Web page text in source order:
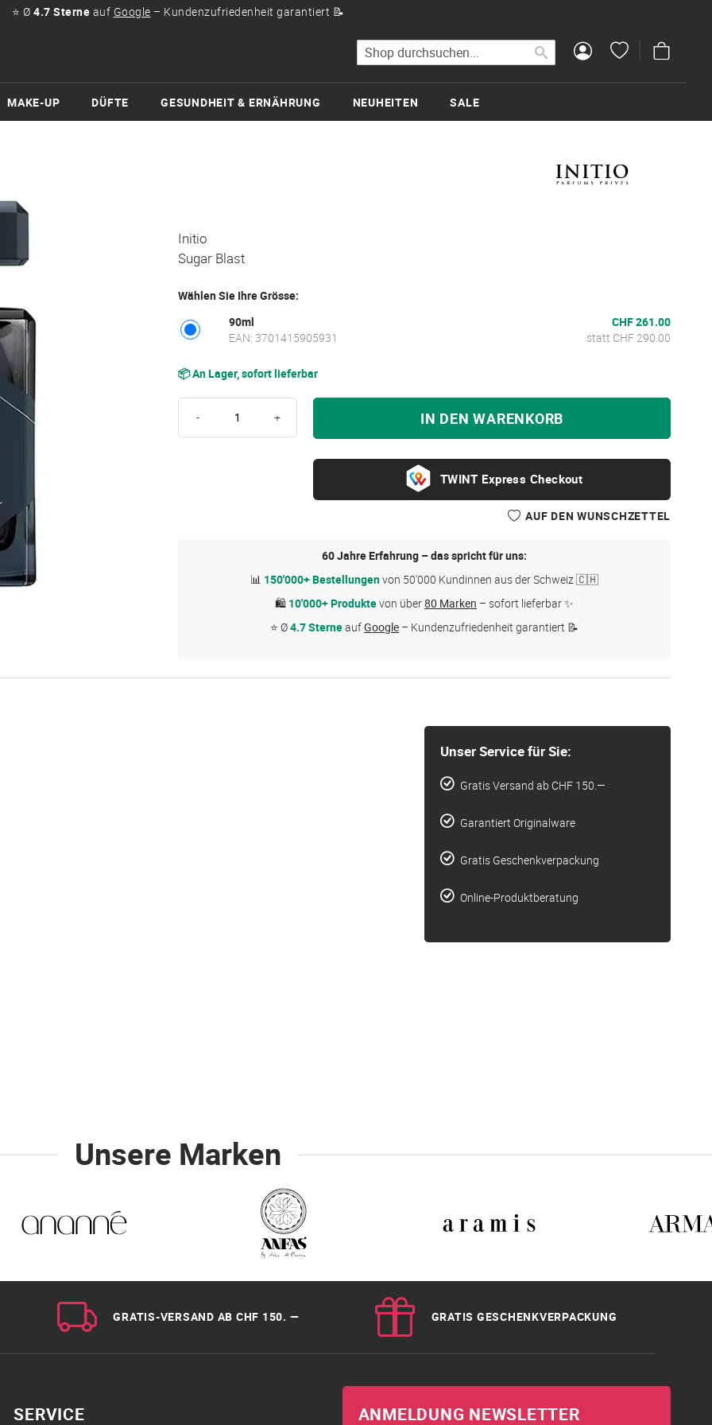
⭐ Ø 4.7 Sterne auf Google – Kundenzufriedenheit garantiert 📝
Suche
Suche
MAKE-UP DÜFTE GESUNDHEIT & ERNÄHRUNG NEUHEITEN SALE
Initio
Sugar Blast
Wählen Sie Ihre Grösse:
90ml
EAN: 3701415905931
CHF 261.00
statt CHF 290.00
📦 An Lager, sofort lieferbar
- + IN DEN WARENKORB
Express Checkout
AUF DEN WUNSCHZETTEL
60 Jahre Erfahrung – das spricht für uns:
📊 150'000+ Bestellungenvon 50'000 Kundinnen aus der Schweiz 🇨🇭
🛍 10'000+ Produktevon über80 Marken – sofort lieferbar ✨
⭐ Ø4.7 SterneaufGoogle – Kundenzufriedenheit garantiert 📝
Unser Service für Sie:
Gratis Versand ab CHF 150.—
Garantiert Originalware
Gratis Geschenkverpackung
Online-Produktberatung
Unsere Marken
GRATIS-VERSAND AB CHF 150. — GRATIS GESCHENKVERPACKUNG
SERVICE ANMELDUNG NEWSLETTER